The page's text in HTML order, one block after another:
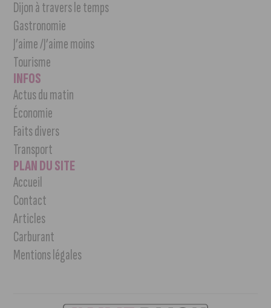
Dijon à travers le temps
Gastronomie
J’aime /J’aime moins
Tourisme
INFOS
Actus du matin
Économie
Faits divers
Transport
PLAN DU SITE
Accueil
Contact
Articles
Carburant
Mentions légales